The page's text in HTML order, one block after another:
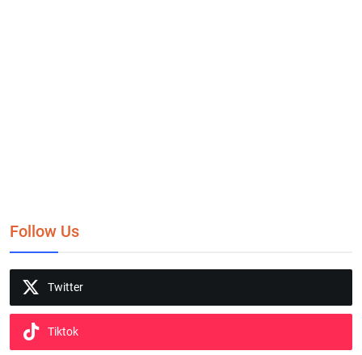
Follow Us
Twitter
Tiktok